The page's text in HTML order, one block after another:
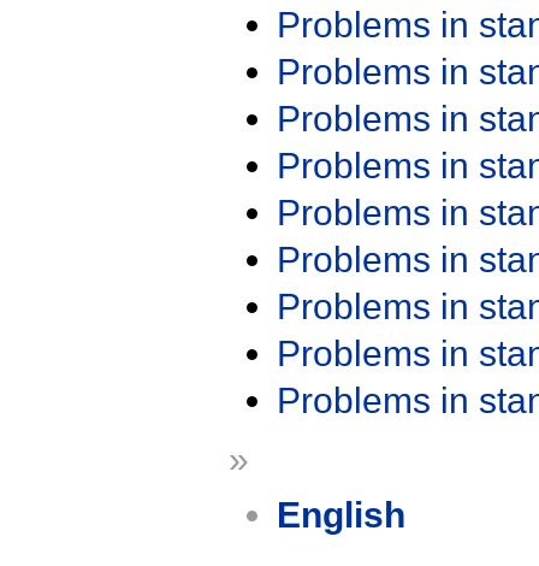
Problems in
Problems in
Problems in
Problems in
Problems in
Problems in
Problems in
Problems in
Problems in
»
English